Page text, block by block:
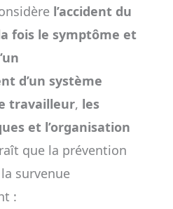
l’accident du
fois le symptôme et
d’un système
travailleur, les
et l’organisation
que la prévention
survenue
: